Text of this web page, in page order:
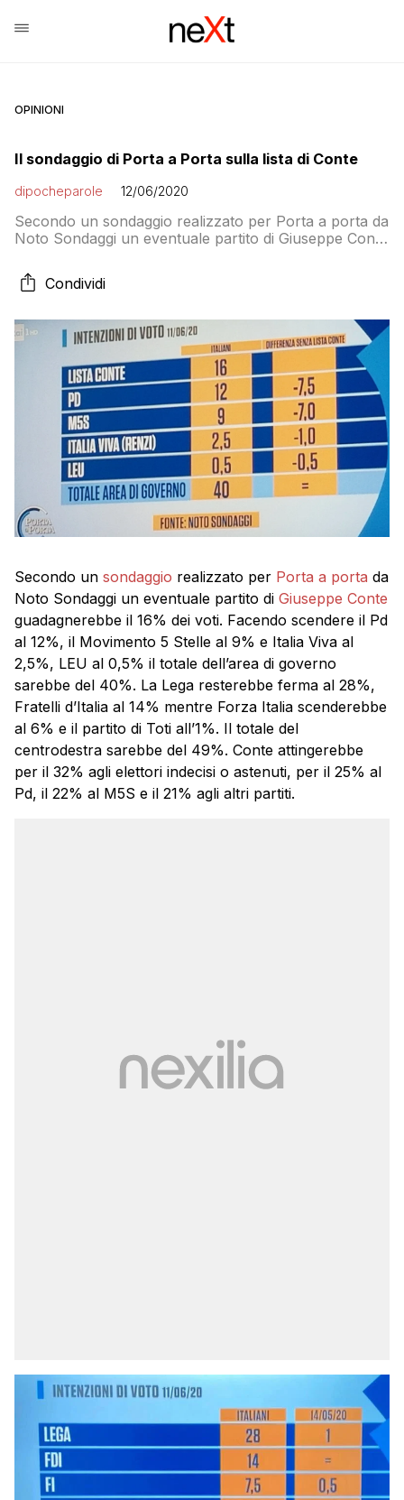
OPINIONI
Il sondaggio di Porta a Porta sulla lista di Conte
dipocheparole 12/06/2020
Secondo un sondaggio realizzato per Porta a porta da
Noto Sondaggi un eventuale partito di Giuseppe Conte
al 12%, il Movimento 5 Stelle al 9% e Italia Viva al
2,5%, LEU al 0,5% il totale dell’area di governo
Condividi
Secondo un sondaggio realizzato per Porta a porta da
Noto Sondaggi un eventuale partito di Giuseppe Conte
guadagnerebbe il 16% dei voti. Facendo scendere il Pd
al 12%, il Movimento 5 Stelle al 9% e Italia Viva al
2,5%, LEU al 0,5% il totale dell’area di governo
sarebbe del 40%. La Lega resterebbe ferma al 28%,
Fratelli d’Italia al 14% mentre Forza Italia scenderebbe
al 6% e il partito di Toti all’1%. Il totale del
centrodestra sarebbe del 49%. Conte attingerebbe
per il 32% agli elettori indecisi o astenuti, per il 25% al
Pd, il 22% al M5S e il 21% agli altri partiti.